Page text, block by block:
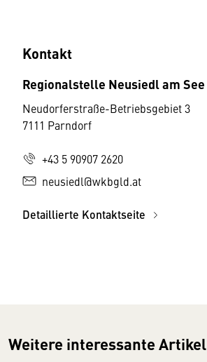
Kontakt
Regionalstelle Neusiedl am See
Neudorferstraße-Betriebsgebiet 3
7111 Parndorf
+43 5 90907 2620
neusiedl@wkbgld.at
Detaillierte Kontaktseite
Weitere interessante Artikel